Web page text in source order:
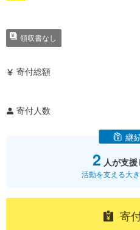
領収書なし
寄付総額
寄付人数
継
2 人が支
活動を支える大
寄